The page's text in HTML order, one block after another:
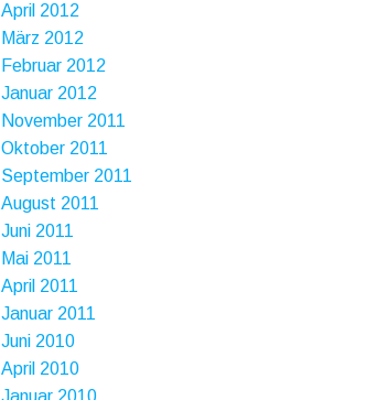
April 2012
März 2012
Februar 2012
Januar 2012
November 2011
Oktober 2011
September 2011
August 2011
Juni 2011
Mai 2011
April 2011
Januar 2011
Juni 2010
April 2010
Januar 2010